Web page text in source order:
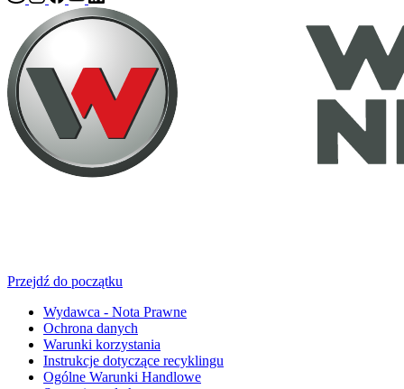
Przejdź do początku
Wydawca - Nota Prawne
Ochrona danych
Warunki korzystania
Instrukcje dotyczące recyklingu
Ogólne Warunki Handlowe